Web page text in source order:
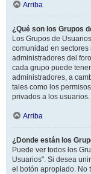
Arriba
¿Qué son los Grupos
Los Grupos de
comunidad en
administradores del
cada grupo puede
administradores, a
tales como los
privados a los usuarios.
Arriba
¿Donde están los
Puede ver todos los
Usuarios". Si desea
el botón apropiado. No